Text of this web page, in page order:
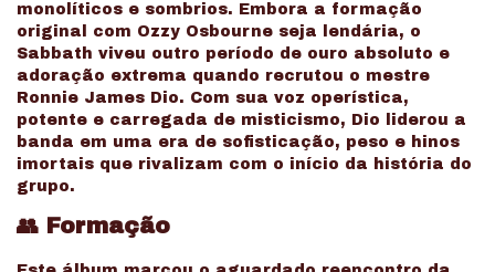
monolíticos e sombrios. Embora a formação
original com Ozzy Osbourne seja lendária, o
Sabbath viveu outro período de ouro absoluto e
adoração extrema quando recrutou o mestre
Ronnie James Dio. Com sua voz operística,
potente e carregada de misticismo, Dio liderou a
banda em uma era de sofisticação, peso e hinos
imortais que rivalizam com o início da história do
grupo.
👥 Formação